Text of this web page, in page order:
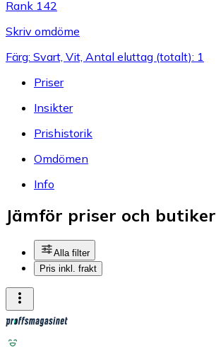
Rank 142
Skriv omdöme
Färg: Svart, Vit, Antal eluttag (totalt): 1
Priser
Insikter
Prishistorik
Omdömen
Info
Jämför priser och butiker
Alla filter
Pris inkl. frakt